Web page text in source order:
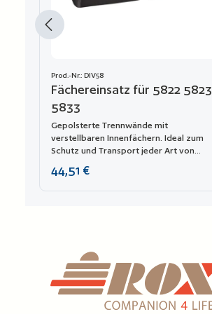
Prod.-Nr.: DIV58
Fächereinsatz für 5822 5823
5833
Gepolsterte Trennwände mit
verstellbaren Innenfächern. Ideal zum
Schutz und Transport jeder Art von
Modularität lassen sie sich leicht
kombinieren.
Regulärer Preis:
44,51 €